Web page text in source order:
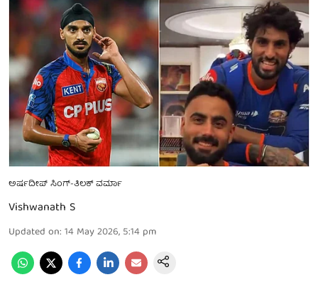
ಅರ್ಷದೀಪ್ ಸಿಂಗ್-ತಿಲಕ್ ವರ್ಮಾ
Vishwanath S
Updated on: 14 May 2026, 5:14 pm